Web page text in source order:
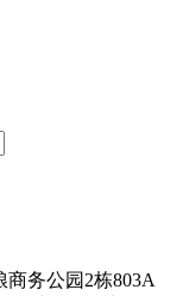
务公园2栋803A